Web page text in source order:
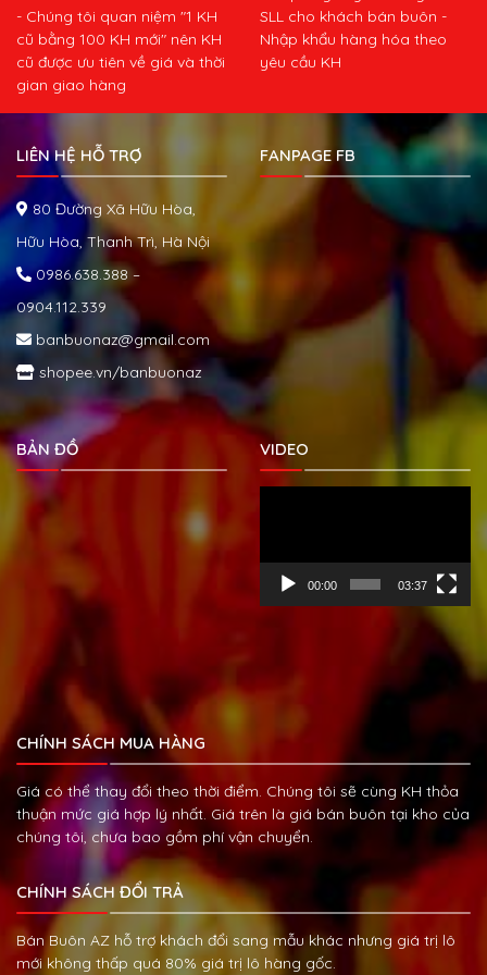
- Chúng tôi quan niệm "1 KH
cũ bằng 100 KH mới" nên KH
cũ được ưu tiên về giá và thời
gian giao hàng
SLL cho khách bán buôn -
Nhập khẩu hàng hóa theo
yêu cầu KH
LIÊN HỆ HỖ TRỢ
80 Đường Xã Hữu Hòa,
Hữu Hòa, Thanh Trì, Hà Nội
0986.638.388 –
0904.112.339
banbuonaz@gmail.com
shopee.vn/banbuonaz
FANPAGE FB
BẢN ĐỒ VIDEO
00:00 03:37
CHÍNH SÁCH MUA HÀNG
Giá có thể thay đổi theo thời điểm. Chúng tôi sẽ cùng KH thỏa
thuận mức giá hợp lý nhất. Giá trên là giá bán buôn tại kho của
chúng tôi, chưa bao gồm phí vận chuyển.
CHÍNH SÁCH ĐỔI TRẢ
Bán Buôn AZ hỗ trợ khách đổi sang mẫu khác nhưng giá trị lô
mới không thấp quá 80% giá trị lô hàng gốc.